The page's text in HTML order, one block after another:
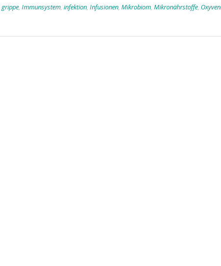
grippe, Immunsystem, infektion, Infusionen, Mikrobiom, Mikronährstoffe,